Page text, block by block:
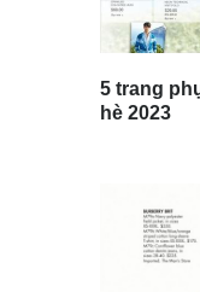
5 trang
hè 2023